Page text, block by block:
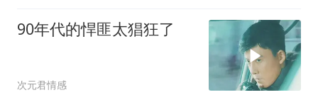
90年代的悍匪太猖狂了
次元君情感